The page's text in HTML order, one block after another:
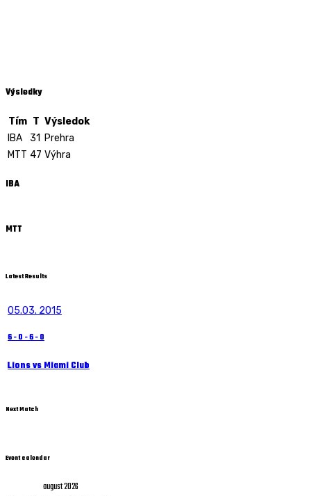
Výsledky
Tím T Výsledok
IBA
31 Prehra
MTT 47 Výhra
IBA
MTT
Latest Results
05.03. 2015
6-0-6-0
Lions vs Miami Club
Next Match
Event calendar
august 2026